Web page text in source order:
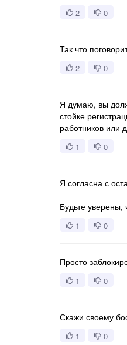
2 0
Так что
2 0
Я думаю, вы
стойке
работников или
1 0
Я согласна с
Будьте уверены,
1 0
Просто
1 0
Скажи своему
1 0